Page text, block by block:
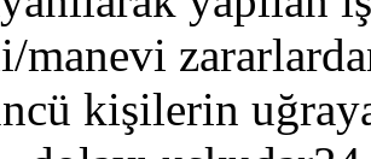
manevi
kişilerin